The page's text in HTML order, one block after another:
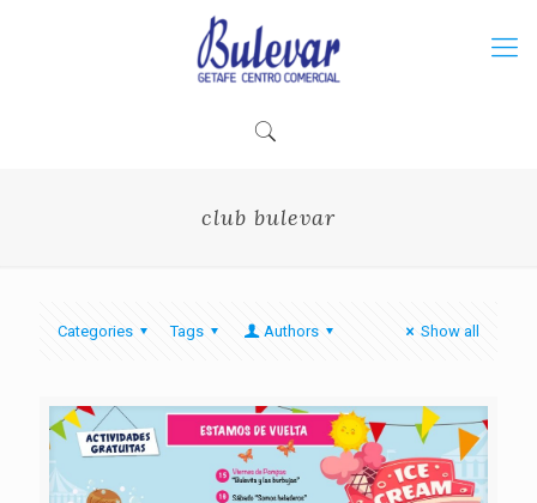
club bulevar
Categories Tags Authors Show all